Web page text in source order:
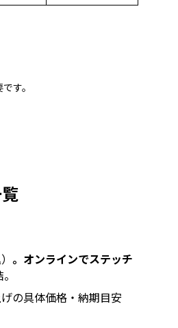
す。
。オンラインでステッチ
の具体価格・納期目安